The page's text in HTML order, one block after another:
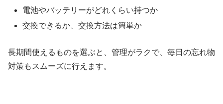
電池やバッテリーがどれくらい持つか
交換できるか、交換方法は簡単か
長期間使えるものを選ぶと、管理がラクで、毎日の忘れ物
対策もスムーズに行えます。